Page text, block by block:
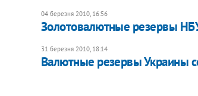
04 березня 2010, 16:56
Золотовалютные резервы
31 березня 2010, 18:14
Валютные резервы Украины